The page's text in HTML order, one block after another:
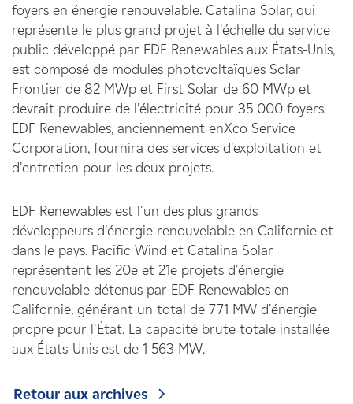
foyers en énergie renouvelable. Catalina Solar, qui
représente le plus grand projet à l'échelle du service
public développé par EDF Renewables aux États-Unis,
est composé de modules photovoltaïques Solar
Frontier de 82 MWp et First Solar de 60 MWp et
devrait produire de l'électricité pour 35 000 foyers.
EDF Renewables, anciennement enXco Service
Corporation, fournira des services d'exploitation et
d'entretien pour les deux projets.
EDF Renewables est l'un des plus grands
développeurs d'énergie renouvelable en Californie et
dans le pays. Pacific Wind et Catalina Solar
représentent les 20e et 21e projets d'énergie
renouvelable détenus par EDF Renewables en
Californie, générant un total de 771 MW d'énergie
propre pour l'État. La capacité brute totale installée
aux États-Unis est de 1 563 MW.
Retour aux archives